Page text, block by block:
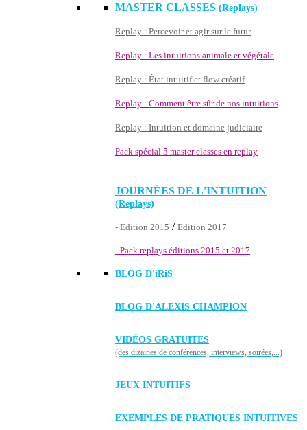
MASTER CLASSES (Replays)
Replay : Percevoir et agir sur le futur
Replay : Les intuitions animale et végétale
Replay : État intuitif et flow créatif
Replay : Comment être sûr de nos intuitions
Replay : Intuition et domaine judiciaire
Pack spécial 5 master classes en replay
JOURNÉES DE L'INTUITION
(Replays)
- Edition 2015 / Edition 2017
- Pack replays éditions 2015 et 2017
BLOG D'iRiS
BLOG D'ALEXIS CHAMPION
VIDÉOS GRATUITES
(des dizaines de conférences, interviews, soirées,...)
JEUX INTUITIFS
EXEMPLES DE PRATIQUES INTUITIVES